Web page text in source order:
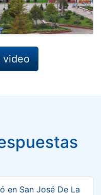
video
en San José De La